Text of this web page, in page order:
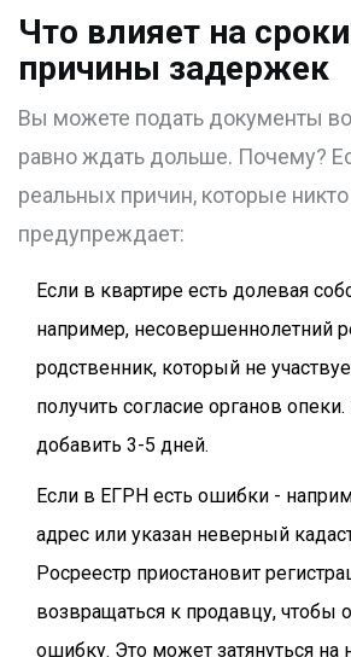
Что влияет на
причины задержек
Вы можете подать документы
равно ждать дольше. Почему?
реальных причин, которые
предупреждает:
Если в квартире есть долевая
например, несовершеннолетний
родственник, который не
получить согласие органов
добавить 3-5 дней.
Если в ЕГРН есть ошибки -
адрес или указан неверный
Росреестр приостановит
возвращаться к продавцу, чтобы
ошибку. Это может затянуться